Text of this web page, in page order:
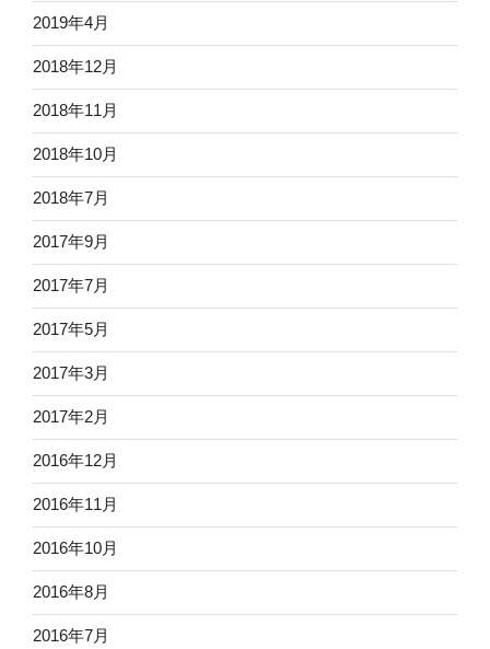
2019年4月
2018年12月
2018年11月
2018年10月
2018年7月
2017年9月
2017年7月
2017年5月
2017年3月
2017年2月
2016年12月
2016年11月
2016年10月
2016年8月
2016年7月